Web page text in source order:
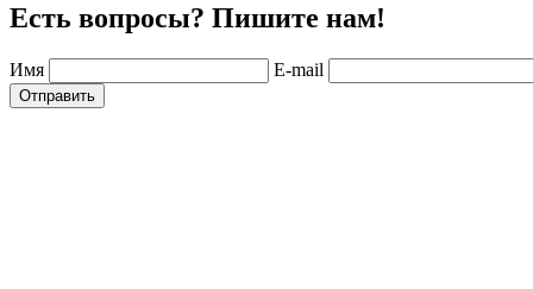
Есть вопросы? Пишите нам!
Имя E-mail